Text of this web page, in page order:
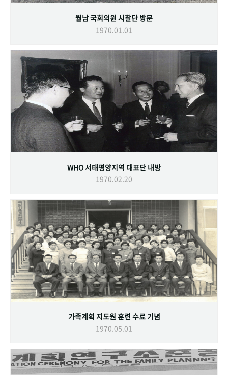
월남 국회의원 시찰단 방문
1970.01.01
WHO 서태평양지역 대표단 내방
1970.02.20
가족계획 지도원 훈련 수료 기념
1970.05.01